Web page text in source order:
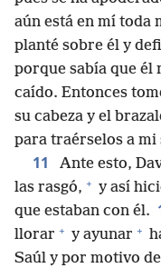
aún está en mí toda
planté sobre él y
porque sabía que él
caído. Entonces
su cabeza y el
para traérselos a mi
11
Ante esto,
las rasgó, + y así
que estaban con él.
llorar + y ayunar +
Saúl y por motivo